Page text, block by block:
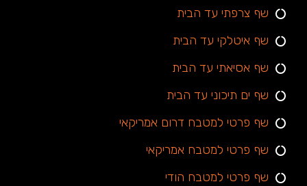
שף צרפתי עד הבית
שף איטלקי עד הבית
שף אסיאתי עד הבית
שף ים תיכוני עד הבית
שף פרטי למטבח דרום אמריקאי
שף פרטי למטבח אמריקאי
שף פרטי למטבח הודי